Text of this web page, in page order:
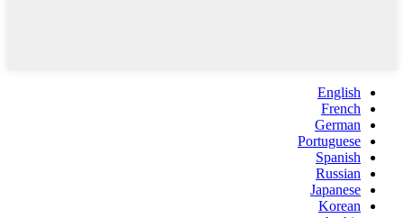
English
French
German
Portuguese
Spanish
Russian
Japanese
Korean